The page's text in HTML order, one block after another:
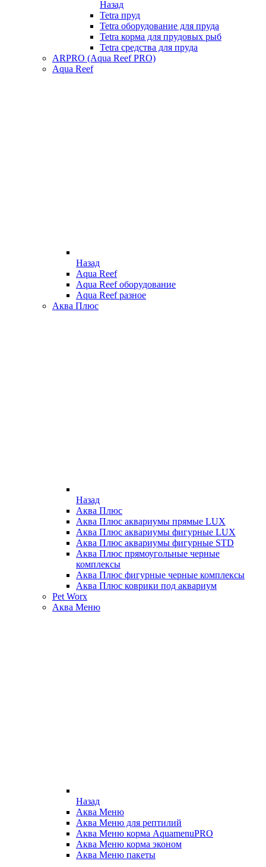
Назад
Tetra пруд
Tetra оборудование для пруда
Tetra корма для прудовых рыб
Tetra средства для пруда
ARPRO (Aqua Reef PRO)
Aqua Reef
Назад
Aqua Reef
Aqua Reef оборудование
Aqua Reef разное
Аква Плюс
Назад
Аква Плюс
Аква Плюс аквариумы прямые LUX
Аква Плюс аквариумы фигурные LUX
Аква Плюс аквариумы фигурные STD
Аква Плюс прямоугольные черные
комплексы
Аква Плюс фигурные черные комплексы
Аква Плюс коврики под аквариум
Pet Worx
Аква Меню
Назад
Аква Меню
Аква Меню для рептилий
Аква Меню корма AquamenuPRO
Аква Меню корма эконом
Аква Меню пакеты